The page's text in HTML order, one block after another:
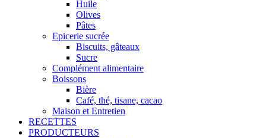
Huile
Olives
Pâtes
Epicerie sucrée
Biscuits, gâteaux
Sucre
Complément alimentaire
Boissons
Bière
Café, thé, tisane, cacao
Maison et Entretien
RECETTES
PRODUCTEURS